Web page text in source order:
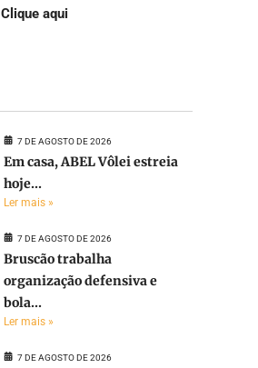
Clique aqui
7 DE AGOSTO DE 2026
Em casa, ABEL Vôlei estreia
hoje...
Ler mais »
7 DE AGOSTO DE 2026
Bruscão trabalha
organização defensiva e
bola...
Ler mais »
7 DE AGOSTO DE 2026